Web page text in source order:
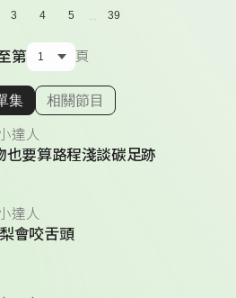
3 4 5 ... 39
第 頁
顯示相關單集
集 相關節目
達人
也要算路程淺談碳足跡
達人
會咬舌頭